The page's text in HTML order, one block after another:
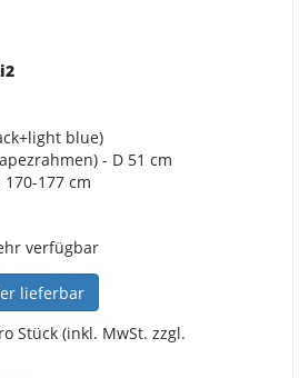
blue)
- D 51 cm
177 cm
verfügbar
lieferbar
Stück (inkl. MwSt. zzgl.